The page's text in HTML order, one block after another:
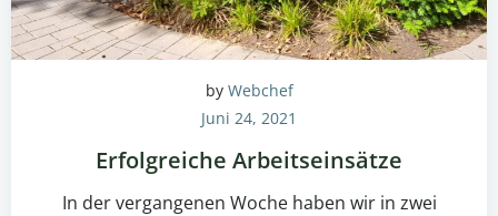
by Webchef
Juni 24, 2021
Erfolgreiche Arbeitseinsätze
In der vergangenen Woche haben wir in zwei